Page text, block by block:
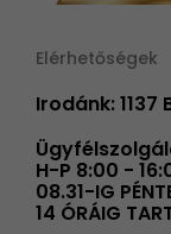
Elérhetőségek
Irodánk:
H-P 8:00 -
08.31-IG
14 ÓRÁIG